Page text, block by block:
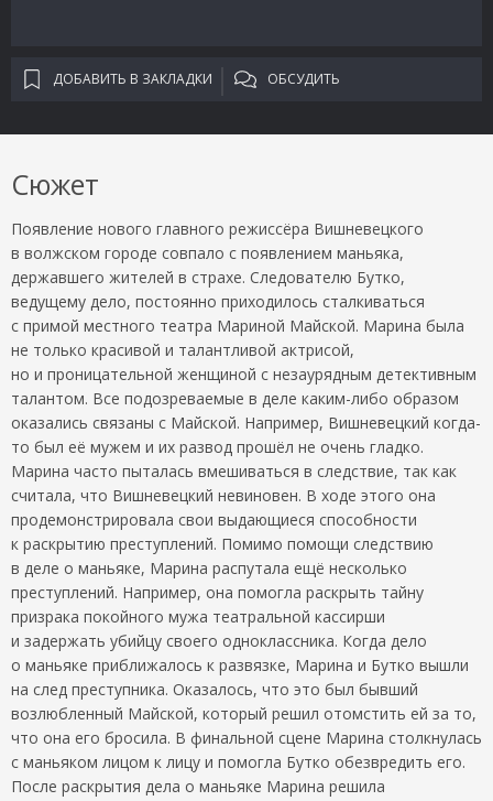
ДОБАВИТЬ В ЗАКЛАДКИ ОБСУДИТЬ
Сюжет
Появление нового главного режиссёра Вишневецкого
в волжском городе совпало с появлением маньяка,
державшего жителей в страхе. Следователю Бутко,
ведущему дело, постоянно приходилось сталкиваться
с примой местного театра Мариной Майской. Марина была
не только красивой и талантливой актрисой,
но и проницательной женщиной с незаурядным детективным
талантом. Все подозреваемые в деле каким-либо образом
оказались связаны с Майской. Например, Вишневецкий когда-
то был её мужем и их развод прошёл не очень гладко.
Марина часто пыталась вмешиваться в следствие, так как
считала, что Вишневецкий невиновен. В ходе этого она
продемонстрировала свои выдающиеся способности
к раскрытию преступлений. Помимо помощи следствию
в деле о маньяке, Марина распутала ещё несколько
преступлений. Например, она помогла раскрыть тайну
призрака покойного мужа театральной кассирши
и задержать убийцу своего одноклассника. Когда дело
о маньяке приближалось к развязке, Марина и Бутко вышли
на след преступника. Оказалось, что это был бывший
возлюбленный Майской, который решил отомстить ей за то,
что она его бросила. В финальной сцене Марина столкнулась
с маньяком лицом к лицу и помогла Бутко обезвредить его.
После раскрытия дела о маньяке Марина решила